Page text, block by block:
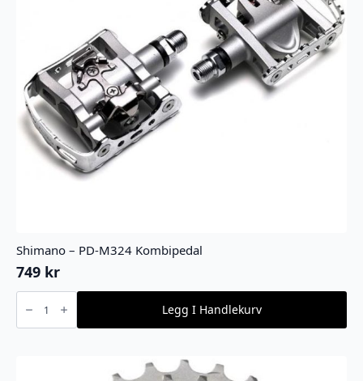
Shimano – PD-M324 Kombipedal
749 kr
Shimano
PD-
M324
Legg I Handlekurv